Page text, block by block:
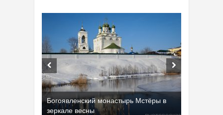
Богоявленский монастырь Мстёры в
зеркале весны